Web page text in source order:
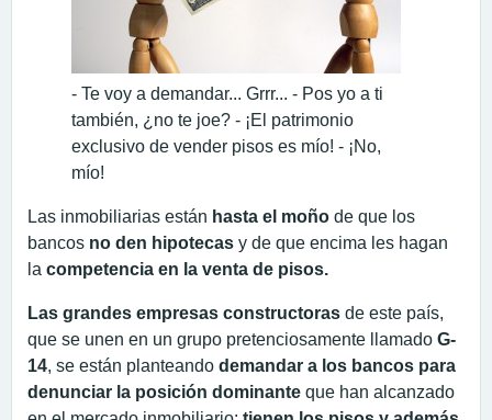
- Te voy a demandar... Grrr... - Pos yo a ti
también, ¿no te joe? - ¡El patrimonio
exclusivo de vender pisos es mío! - ¡No,
mío!
Las inmobiliarias están hasta el moño de que los
bancos no den hipotecas y de que encima les hagan
la competencia en la venta de pisos.
Las grandes empresas constructoras de este país,
que se unen en un grupo pretenciosamente llamado G-
14, se están planteando demandar a los bancos para
denunciar la posición dominante que han alcanzado